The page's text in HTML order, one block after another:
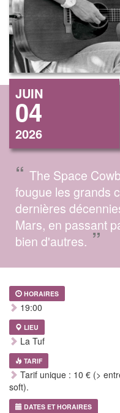
JUIN
04
2026
“ The Space
fougue les grands
dernières
Mars, en passant
bien d'autres.”
HORAIRES
19:00
LIEU
La Tuf
TARIF
Tarif unique : 10 € (>
soft).
DATES ET HORAIRES